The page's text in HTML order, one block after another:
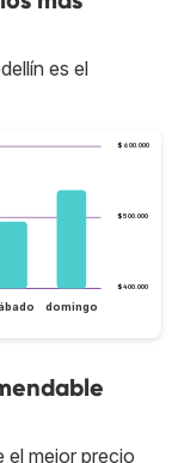
es el
$400.000
$500.000
$600.000
domingo
el mejor precio